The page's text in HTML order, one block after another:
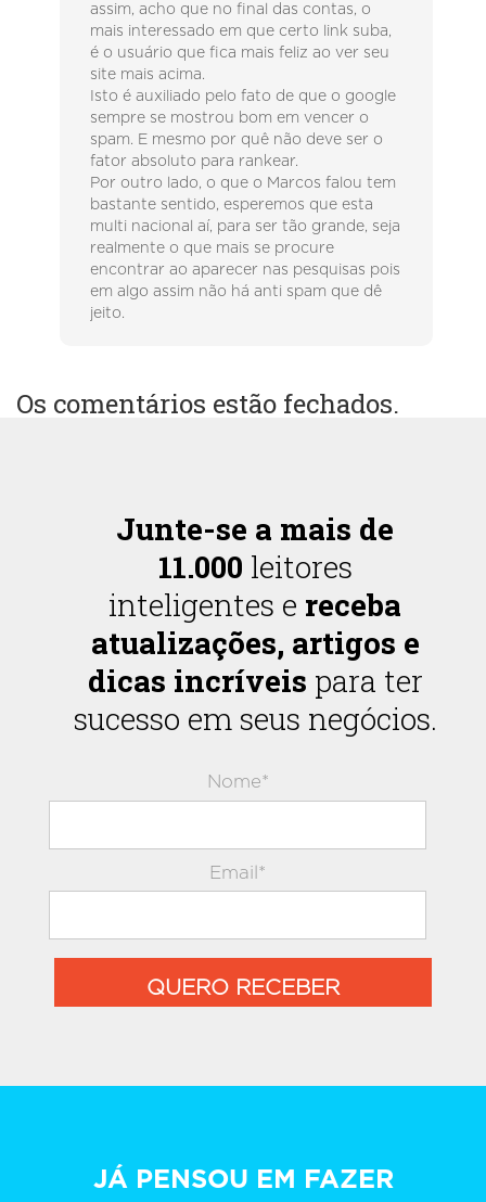
assim, acho que no final das contas, o
mais interessado em que certo link suba,
é o usuário que fica mais feliz ao ver seu
site mais acima.
Isto é auxiliado pelo fato de que o google
sempre se mostrou bom em vencer o
spam. E mesmo por quê não deve ser o
fator absoluto para rankear.
Por outro lado, o que o Marcos falou tem
bastante sentido, esperemos que esta
multi nacional aí, para ser tão grande, seja
realmente o que mais se procure
encontrar ao aparecer nas pesquisas pois
em algo assim não há anti spam que dê
jeito.
Os comentários estão fechados.
Junte-se a mais de
11.000 leitores
inteligentes e receba
atualizações, artigos e
dicas incríveis para ter
sucesso em seus negócios.
Nome*
Email*
QUERO RECEBER
JÁ PENSOU EM FAZER